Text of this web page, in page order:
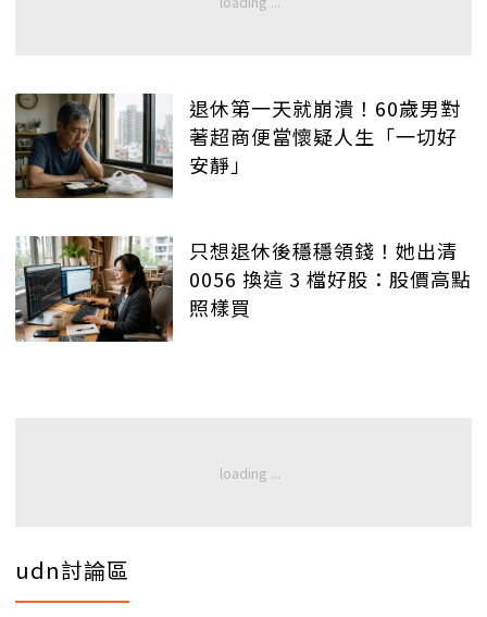
退休第一天就崩潰！60歲男對
著超商便當懷疑人生「一切好
安靜」
只想退休後穩穩領錢！她出清
0056 換這 3 檔好股：股價高點
照樣買
udn討論區